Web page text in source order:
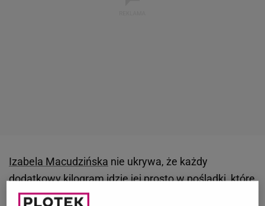
Izabela Macudzińska nie ukrywa, że każdy
dodatkowy kilogram idzie jej prosto w pośladki, które
celebrytka uwielbia i uważa za swój największy atut.